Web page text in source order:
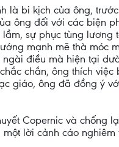
là bi kịch của ông,
ông đối với các biện
sự phục tùng lương
mạnh mẽ thà móc
điều mà hiện tại
chắn, ông thích việc
giáo, ông đã đồng ý
Copernic và chống
lời cảnh cáo nghiêm